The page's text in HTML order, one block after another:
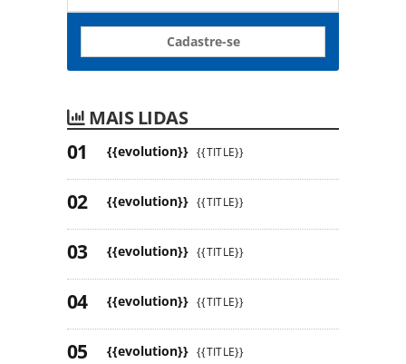
Cadastre-se
MAIS LIDAS
{{evolution}} {{TITLE}}
{{evolution}} {{TITLE}}
{{evolution}} {{TITLE}}
{{evolution}} {{TITLE}}
{{evolution}} {{TITLE}}